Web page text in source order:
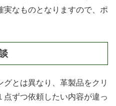
実なものとなりますので、ポ
とは異なり、革製品をクリ
ずつ依頼したい内容が違っ